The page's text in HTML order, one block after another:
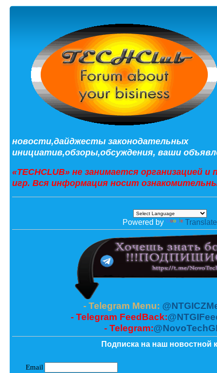
новости,дайджесты законодательных
инициатив,обзоры,обсуждения, ваши
«TECHCLUB» не занимается организацией
игр. Вся информация носит
Powered by Translate
- Telegram Menu:
- Telegram FeedBack:
- Telegram:
Подписка на наш новостной